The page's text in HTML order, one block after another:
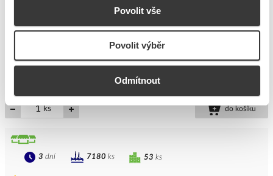
Povolit vše
Povolit výběr
Odmítnout
MCLED Úchyt pro pásky IP67 10mm
Kód ELFETEX
11.421.497
Kód výrobce
ML-110.034.90.2
Značka
MCLED
ks do košíku
53 ks
3 dní 7180 ks